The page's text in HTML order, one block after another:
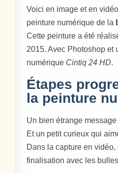
Voici en image et en
peinture numérique de la
Cette peinture a été
2015. Avec Photoshop et
numérique Cintiq 24 HD.
Étapes
la peinture
Un bien étrange
Et un petit curieux qui
Dans la capture en vidéo,
finalisation avec les